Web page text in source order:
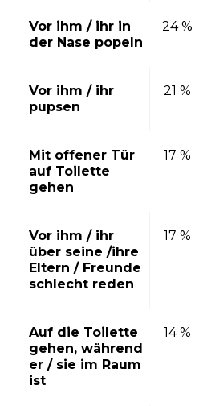
Vor ihm / ihr in
der Nase popeln
24 %
Vor ihm / ihr
pupsen
21 %
Mit offener Tür
auf Toilette
gehen
17 %
Vor ihm / ihr
über seine /ihre
Eltern / Freunde
schlecht reden
17 %
Auf die Toilette
gehen, während
er / sie im Raum
ist
14 %